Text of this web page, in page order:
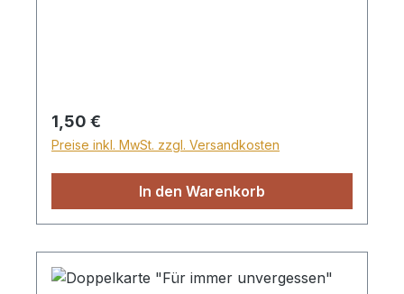
Regulärer Preis:
1,50 €
Preise inkl. MwSt. zzgl. Versandkosten
In den Warenkorb